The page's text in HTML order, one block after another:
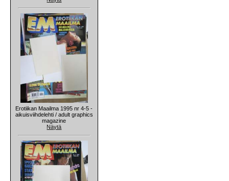
Erotiikan Maailma 1995 nr 4-5 -
aikuisviihdelehti / adult graphics
magazine
Näytä